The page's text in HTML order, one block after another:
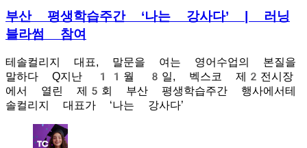
부산 평생학습주간 ‘나는 강사다’ | 러닝
블라썸 참여
테솔컬리지 대표, 말문을 여는 영어수업의 본질을
말하다 Q지난 11월 8일, 벡스코 제2전시장
에서 열린 제5회 부산 평생학습주간 행사에서테
솔컬리지 대표가 ‘나는 강사다’